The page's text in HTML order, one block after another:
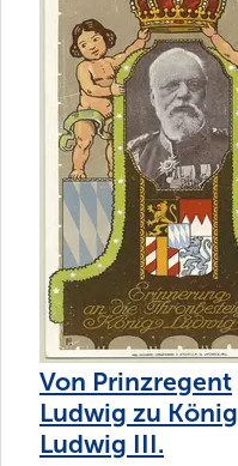
Von Prinzregent
Ludwig zu König
Ludwig III.